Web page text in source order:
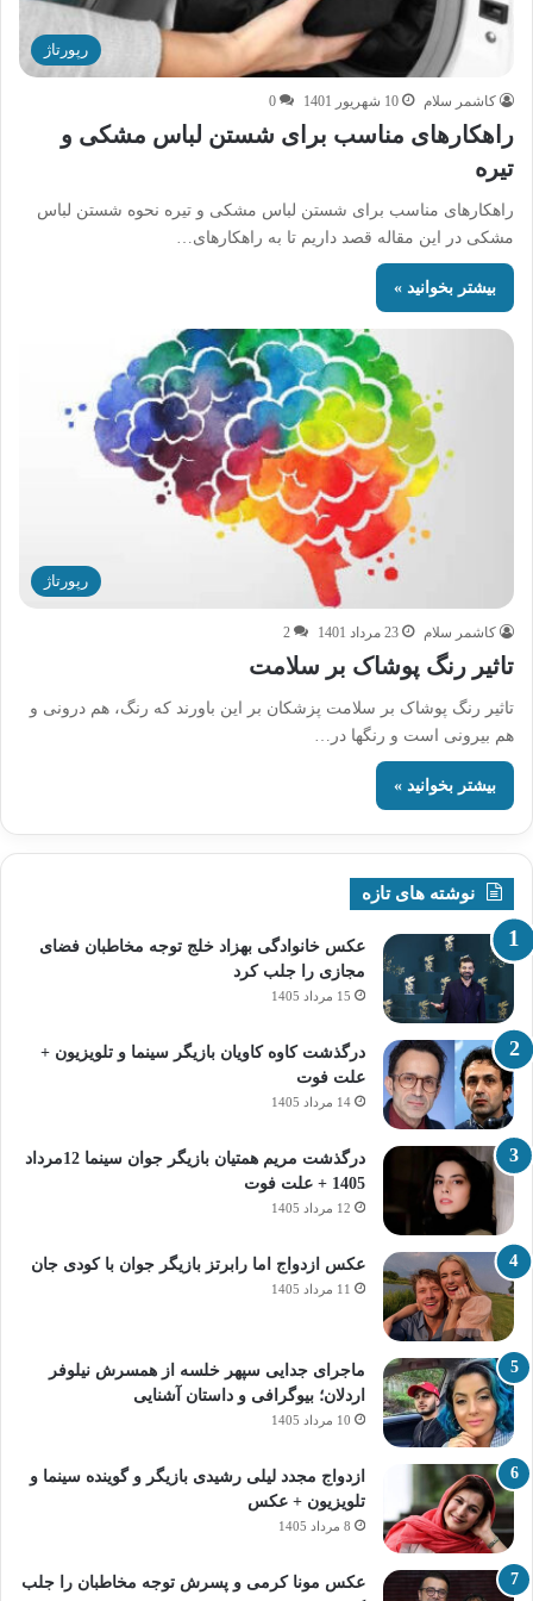
رپورتاژ
کاشمر سلام 10 شهریور 1401 0
راهکارهای مناسب برای شستن لباس مشکی و
تیره
راهکارهای مناسب برای شستن لباس مشکی و تیره نحوه شستن لباس
مشکی در این مقاله قصد داریم تا به راهکارهای…
بیشتر بخوانید »
رپورتاژ
کاشمر سلام 23 مرداد 1401 2
تاثیر رنگ پوشاک بر سلامت
تاثیر رنگ پوشاک بر سلامت پزشکان بر این باورند که رنگ، هم درونی و
هم بیرونی است و رنگها در…
بیشتر بخوانید »
نوشته های تازه
عکس خانوادگی بهزاد خلج توجه مخاطبان فضای
مجازی را جلب کرد
15 مرداد 1405
درگذشت کاوه کاویان بازیگر سینما و تلویزیون +
علت فوت
14 مرداد 1405
درگذشت مریم همتیان بازیگر جوان سینما 12مرداد
1405 + علت فوت
12 مرداد 1405
عکس ازدواج اما رابرتز بازیگر جوان با کودی جان
11 مرداد 1405
ماجرای جدایی سپهر خلسه از همسرش نیلوفر
اردلان؛ بیوگرافی و داستان آشنایی
10 مرداد 1405
ازدواج مجدد لیلی رشیدی بازیگر و گوینده سینما و
تلویزیون + عکس
8 مرداد 1405
عکس مونا کرمی و پسرش توجه مخاطبان را جلب